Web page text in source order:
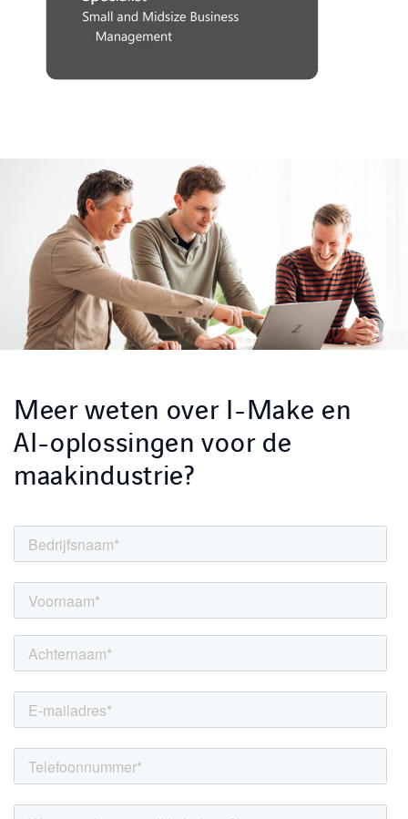
Meer weten over I-Make en
AI-oplossingen voor de
maakindustrie?